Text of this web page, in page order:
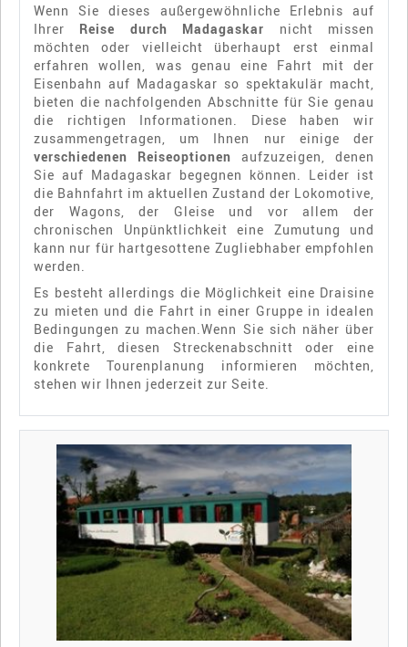
Wenn Sie dieses außergewöhnliche Erlebnis auf
Ihrer Reise durch Madagaskar nicht missen
möchten oder vielleicht überhaupt erst einmal
erfahren wollen, was genau eine Fahrt mit der
Eisenbahn auf Madagaskar so spektakulär macht,
bieten die nachfolgenden Abschnitte für Sie genau
die richtigen Informationen. Diese haben wir
zusammengetragen, um Ihnen nur einige der
verschiedenen Reiseoptionen aufzuzeigen, denen
Sie auf Madagaskar begegnen können. Leider ist
die Bahnfahrt im aktuellen Zustand der Lokomotive,
der Wagons, der Gleise und vor allem der
chronischen Unpünktlichkeit eine Zumutung und
kann nur für hartgesottene Zugliebhaber empfohlen
werden.
Es besteht allerdings die Möglichkeit eine Draisine
zu mieten und die Fahrt in einer Gruppe in idealen
Bedingungen zu machen.Wenn Sie sich näher über
die Fahrt, diesen Streckenabschnitt oder eine
konkrete Tourenplanung informieren möchten,
stehen wir Ihnen jederzeit zur Seite.